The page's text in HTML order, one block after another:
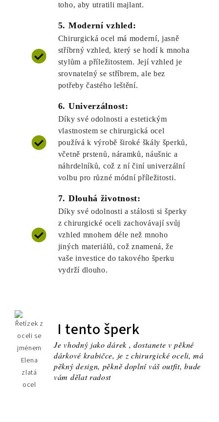
toho, aby utratili majlant.
5. Moderní vzhled:
Chirurgická ocel má moderní, jasně
stříbrný vzhled, který se hodí k mnoha
stylům a příležitostem. Její vzhled je
srovnatelný se stříbrem, ale bez
potřeby častého leštění.
6. Univerzálnost:
Díky své odolnosti a estetickým
vlastnostem se chirurgická ocel
používá k výrobě široké škály šperků,
včetně prstenů, náramků, náušnic a
náhrdelníků, což z ní činí univerzální
volbu pro různé módní příležitosti.
7. Dlouhá životnost:
Díky své odolnosti a stálosti si šperky
z chirurgické oceli zachovávají svůj
vzhled mnohem déle než mnoho
jiných materiálů, což znamená, že
vaše investice do takového šperku
vydrží dlouho.
I tento šperk
Je vhodný jako dárek , dostanete v pěkné
dárkové krabičce, je z chirurgické oceli, má
pěkný design, pěkně doplní váš outfit, bude
vám dělat radost